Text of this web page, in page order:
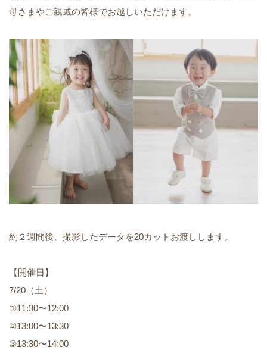
母さまやご親戚の皆様でお越しいただけます。
約２週間後、撮影したデータを20カットお渡しします。
【開催日】
7/20（土）
①11:30〜12:00
②13:00〜13:30
③13:30〜14:00